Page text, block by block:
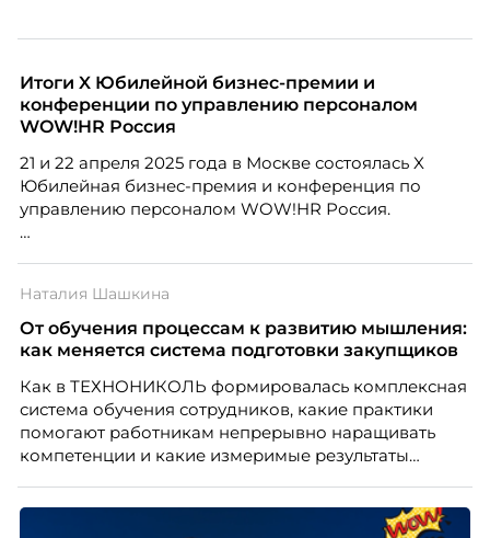
Итоги X Юбилейной бизнес-премии и
конференции по управлению персоналом
WOW!HR Россия
21 и 22 апреля 2025 года в Москве состоялась X
Юбилейная бизнес-премия и конференция по
управлению персоналом WOW!HR Россия.
номинантов и гостей мероприятия.
Наталия Шашкина
От обучения процессам к развитию мышления:
как меняется система подготовки закупщиков
Как в ТЕХНОНИКОЛЬ формировалась комплексная
система обучения сотрудников, какие практики
помогают работникам непрерывно наращивать
компетенции и какие измеримые результаты
закупкам направления «Минеральная изоляция»